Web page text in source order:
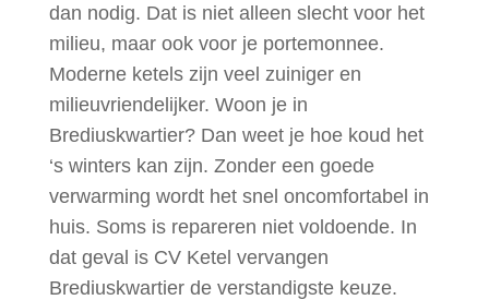
dan nodig. Dat is niet alleen slecht voor het
milieu, maar ook voor je portemonnee.
Moderne ketels zijn veel zuiniger en
milieuvriendelijker. Woon je in
Brediuskwartier? Dan weet je hoe koud het
‘s winters kan zijn. Zonder een goede
verwarming wordt het snel oncomfortabel in
huis. Soms is repareren niet voldoende. In
dat geval is CV Ketel vervangen
Brediuskwartier de verstandigste keuze.